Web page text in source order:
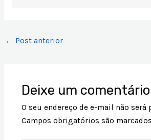
← Post anterior
Deixe um comentário
O seu endereço de e-mail não será
Campos obrigatórios são